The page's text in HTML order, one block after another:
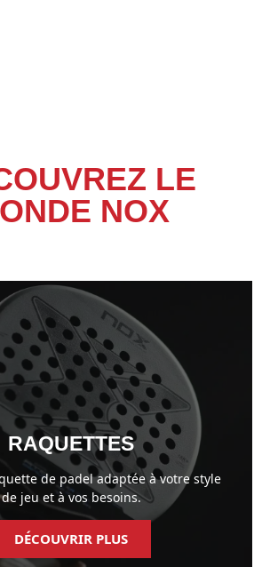
LE
NOX​
RAQUETTES
de padel adaptée à votre style
de jeu et à vos besoins.
DÉCOUVRIR PLUS